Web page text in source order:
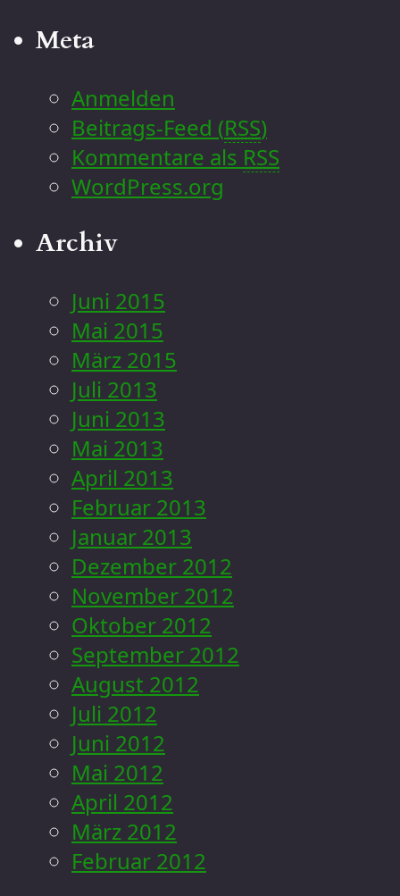
Meta
Anmelden
Beitrags-Feed (RSS)
Kommentare als RSS
WordPress.org
Archiv
Juni 2015
Mai 2015
März 2015
Juli 2013
Juni 2013
Mai 2013
April 2013
Februar 2013
Januar 2013
Dezember 2012
November 2012
Oktober 2012
September 2012
August 2012
Juli 2012
Juni 2012
Mai 2012
April 2012
März 2012
Februar 2012